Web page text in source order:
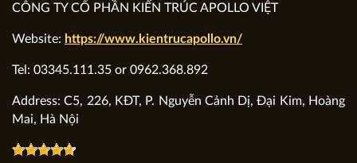
CÔNG TY CỔ PHẦN KIẾN TRÚC APOLLO VIỆT
Website: https://www.kientrucapollo.vn/
Tel: 03345.111.35 or 0962.368.892
Address: C5, 226, KĐT, P. Nguyễn Cảnh Dị, Đại Kim, Hoàng
Mai, Hà Nội